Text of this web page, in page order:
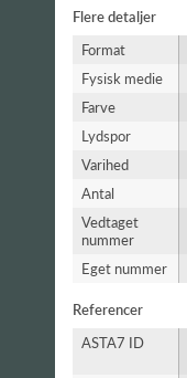
Flere detaljer
Format
Fysisk medie
Farve
Lydspor
Varihed
Antal
Vedtaget
nummer
Eget nummer
Referencer
ASTA7 ID